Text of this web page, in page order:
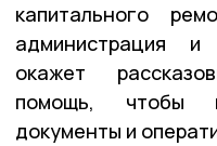
капитального
администрация и
окажет
помощь, чтобы
документы и